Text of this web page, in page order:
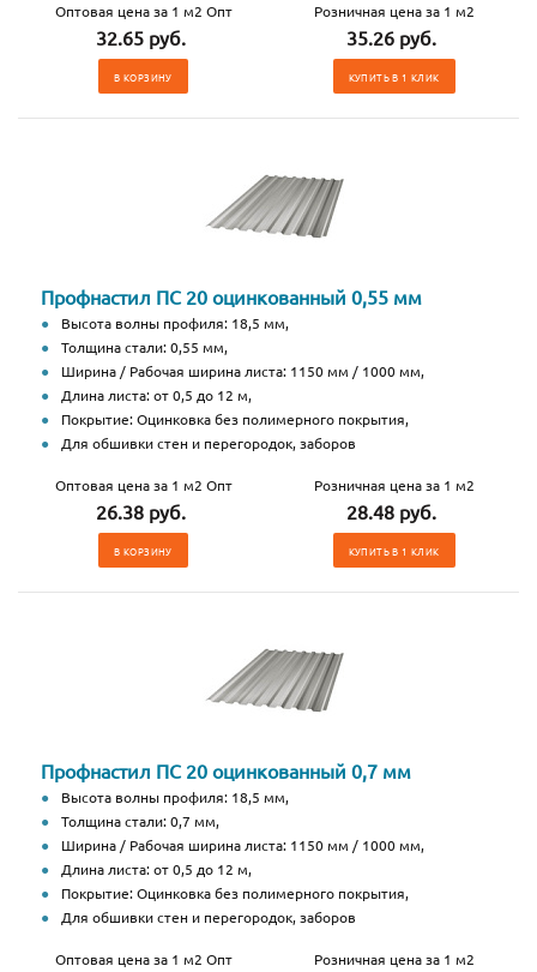
Оптовая цена за 1 м2 Опт
32.65 руб.
В КОРЗИНУ
Розничная цена за 1 м2
35.26 руб.
КУПИТЬ В 1 КЛИК
Профнастил ПС 20 оцинкованный 0,55 мм
Высота волны профиля: 18,5 мм,
Толщина стали: 0,55 мм,
Ширина / Рабочая ширина листа: 1150 мм / 1000 мм,
Длина листа: от 0,5 до 12 м,
Покрытие: Оцинковка без полимерного покрытия,
Для обшивки стен и перегородок, заборов
Оптовая цена за 1 м2 Опт
26.38 руб.
В КОРЗИНУ
Розничная цена за 1 м2
28.48 руб.
КУПИТЬ В 1 КЛИК
Профнастил ПС 20 оцинкованный 0,7 мм
Высота волны профиля: 18,5 мм,
Толщина стали: 0,7 мм,
Ширина / Рабочая ширина листа: 1150 мм / 1000 мм,
Длина листа: от 0,5 до 12 м,
Покрытие: Оцинковка без полимерного покрытия,
Для обшивки стен и перегородок, заборов
Оптовая цена за 1 м2 Опт Розничная цена за 1 м2